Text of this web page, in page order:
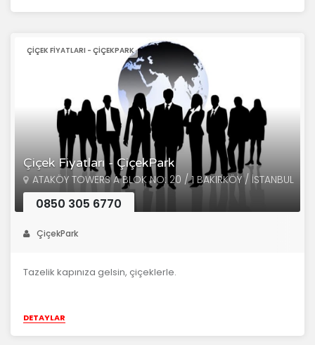
Çiçek Fiyatları - ÇiçekPark
ÇIÇEK FIYATLARI - ÇIÇEKPARK
ATAKÖY TOWERS A BLOK NO: 20 / 1 BAKIRKÖY / İSTANBUL
0850 305 6770
ÇiçekPark
Tazelik kapınıza gelsin, çiçeklerle.
DETAYLAR